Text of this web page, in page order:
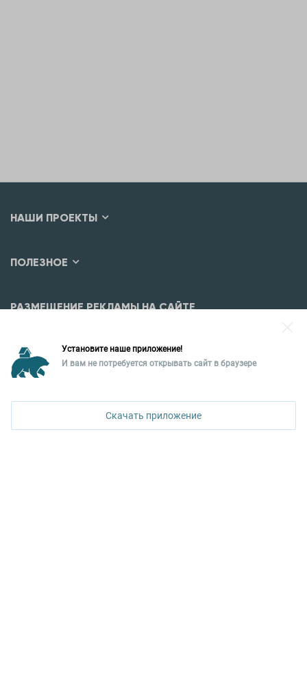
НАШИ ПРОЕКТЫ
ПОЛЕЗНОЕ
РАЗМЕЩЕНИЕ РЕКЛАМЫ НА САЙТЕ
Уральская палата недвижимости
ул. Горького, 65, 0 подъезд, 3 этаж
Установите наше приложение!
И вам не потребуется открывать сайт в браузере
Скачать приложение